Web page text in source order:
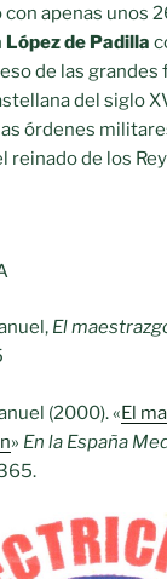
apenas unos
López de Padilla
de las
del siglo
órdenes
reinado de los
El
(2000). «El
» En la España